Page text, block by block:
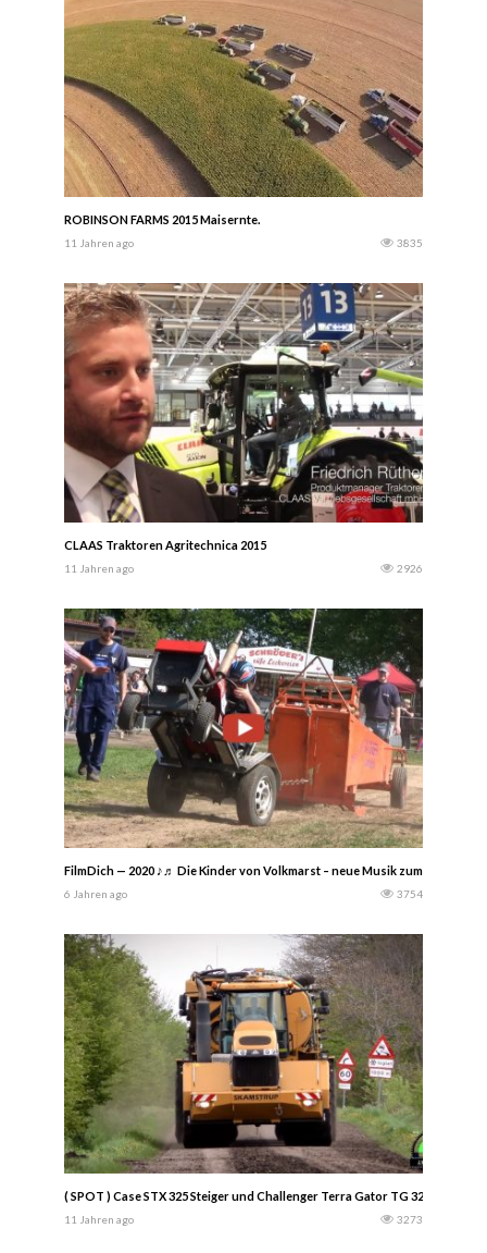
ROBINSON FARMS 2015 Maisernte.
11 Jahren ago 3835
CLAAS Traktoren Agritechnica 2015
11 Jahren ago 2926
FilmDich — 2020 ♪♬ Die Kinder von Volkmarst – neue Musik zum Thema
6 Jahren ago 3754
( SPOT ) Case STX 325 Steiger und Challenger Terra Gator TG 3244 am
11 Jahren ago 3273